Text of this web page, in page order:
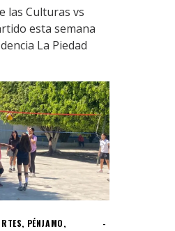
las Culturas vs
esta semana
La Piedad
, PÉNJAMO,